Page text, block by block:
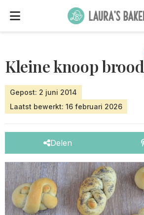
Kleine knoop
Gepost: 2 juni 2014
Laatst bewerkt: 16 februari 2026
Delen